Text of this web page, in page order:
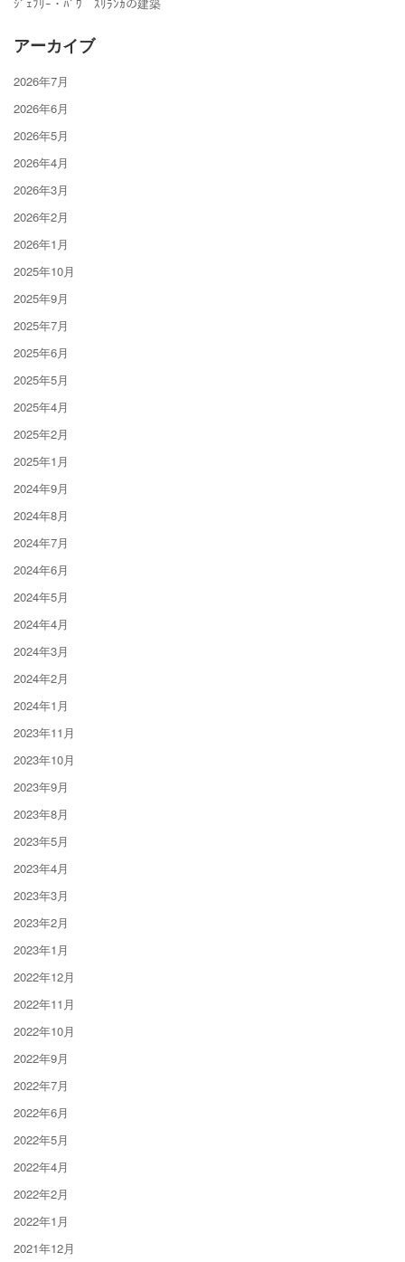
アーカイブ
2026年7月
2026年6月
2026年5月
2026年4月
2026年3月
2026年2月
2026年1月
2025年10月
2025年9月
2025年7月
2025年6月
2025年5月
2025年4月
2025年2月
2025年1月
2024年9月
2024年8月
2024年7月
2024年6月
2024年5月
2024年4月
2024年3月
2024年2月
2024年1月
2023年11月
2023年10月
2023年9月
2023年8月
2023年5月
2023年4月
2023年3月
2023年2月
2023年1月
2022年12月
2022年11月
2022年10月
2022年9月
2022年7月
2022年6月
2022年5月
2022年4月
2022年2月
2022年1月
2021年12月